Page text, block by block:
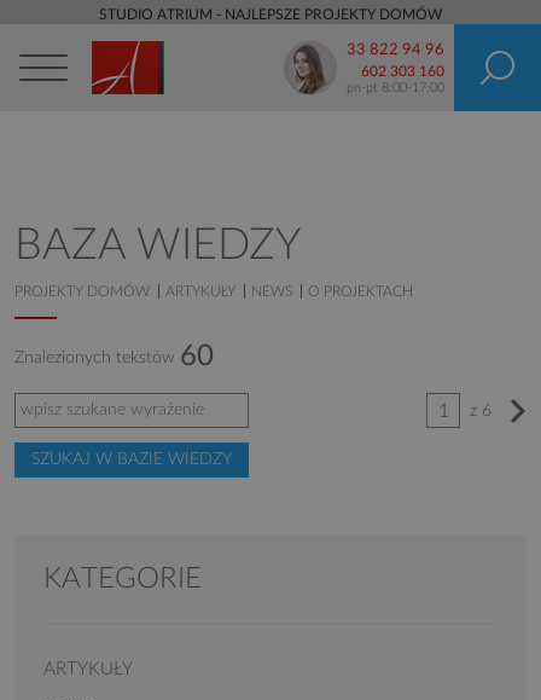
STUDIO ATRIUM - NAJLEPSZE PROJEKTY DOMÓW
33 822 94 96
602 303 160
pn-pt 8:00-17:00
BAZA WIEDZY
PROJEKTY DOMÓW ARTYKUŁY NEWS O PROJEKTACH
Znalezionych tekstów 60
1 z 6
KATEGORIE
ARTYKUŁY